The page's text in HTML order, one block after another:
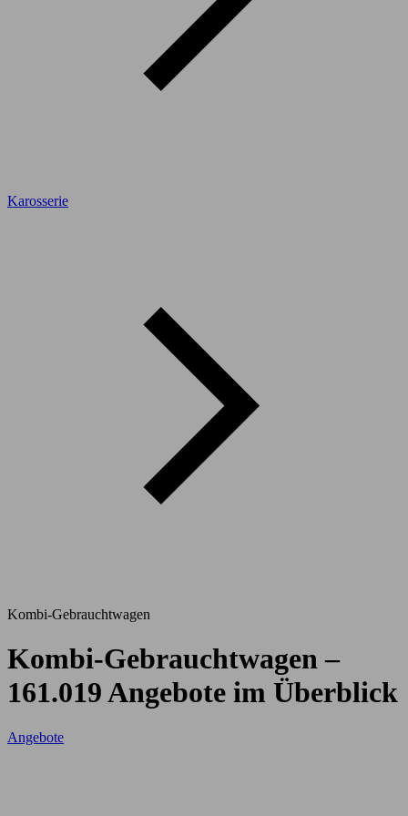
Karosserie
Kombi-Gebrauchtwagen
Kombi-Gebrauchtwagen –
161.019 Angebote im Überblick
Angebote